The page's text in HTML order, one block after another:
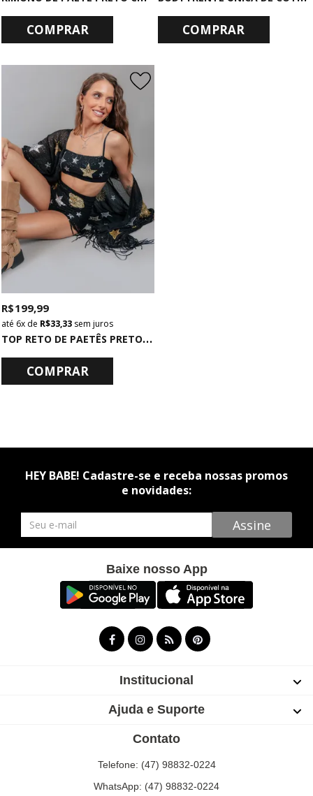
COMPRAR COMPRAR
T
OP RETO DE PAETÊS PRETO BORDADO
R$ 199,99
6x de R$ 33,33 sem juros
COMPRAR
HEY BABE! Cadastre-se e receba nossas promos
e novidades:
Newsletter Assine
Baixe nosso App
Institucional
Ajuda e Suporte
Contato
Telefone: (47) 98832-0224
WhatsApp: (47) 98832-0224